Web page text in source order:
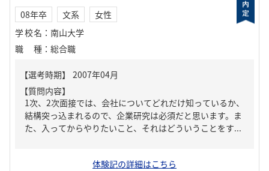
08年卒 文系
女性
学校名 ： 南山大学
職種 ： 総合職
【質問内容】
1次、2次面接では、会社についてどれだけ知っているか、
結構突っ込まれるので、企業研究は必須だと思います。ま
た、入ってからやりたいこと、それはどういうことをす...
体験記の詳細はこちら